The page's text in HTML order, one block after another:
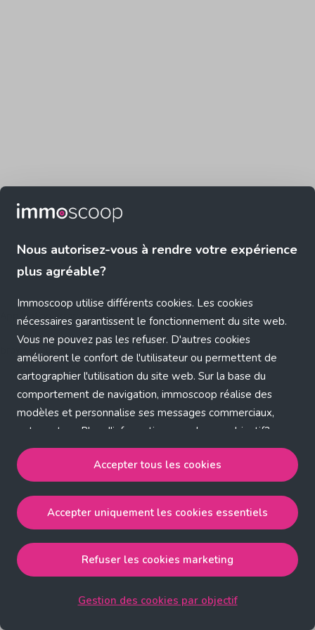
Nous autorisez-vous à rendre votre expérience
plus agréable?
Immoscoop utilise différents cookies. Les cookies
nécessaires garantissent le fonctionnement du site web.
Vous ne pouvez pas les refuser. D'autres cookies
améliorent le confort de l'utilisateur ou permettent de
cartographier l'utilisation du site web. Sur la base du
comportement de navigation, immoscoop réalise des
modèles et personnalise ses messages commerciaux,
entre autres. Plus d'informations sur chaque objectif?
Cliquez sur 'Gestion des cookies par objectif'.
Notre politique de cookies
Accepter tous les cookies
strictement nécessaires, performance, fonctionnalité et
publicité ciblée.
Accepter uniquement les cookies essentielsaccepte
les cookies strictement nécessaires.
Accepter tous les cookies
Accepter uniquement les cookies essentiels
Refuser les cookies marketing
Gestion des cookies par objectif
Application error: a client-side exception has occurred (see the
browser console for more information)